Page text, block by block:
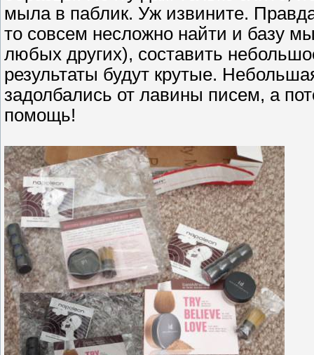
мыла в паблик. Уж извините.
то совсем несложно найти и базу
любых других), составить
результаты будут крутые.
задолбались от лавины писем, а
помощь!